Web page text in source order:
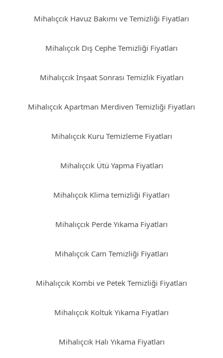
Mihalıçcık Havuz Bakımı ve Temizliği Fiyatları
Mihalıçcık Dış Cephe Temizliği Fiyatları
Mihalıçcık İnşaat Sonrası Temizlik Fiyatları
Mihalıçcık Apartman Merdiven Temizliği Fiyatları
Mihalıçcık Kuru Temizleme Fiyatları
Mihalıçcık Ütü Yapma Fiyatları
Mihalıçcık Klima temizliği Fiyatları
Mihalıçcık Perde Yıkama Fiyatları
Mihalıçcık Cam Temizliği Fiyatları
Mihalıçcık Kombi ve Petek Temizliği Fiyatları
Mihalıçcık Koltuk Yıkama Fiyatları
Mihalıçcık Halı Yıkama Fiyatları